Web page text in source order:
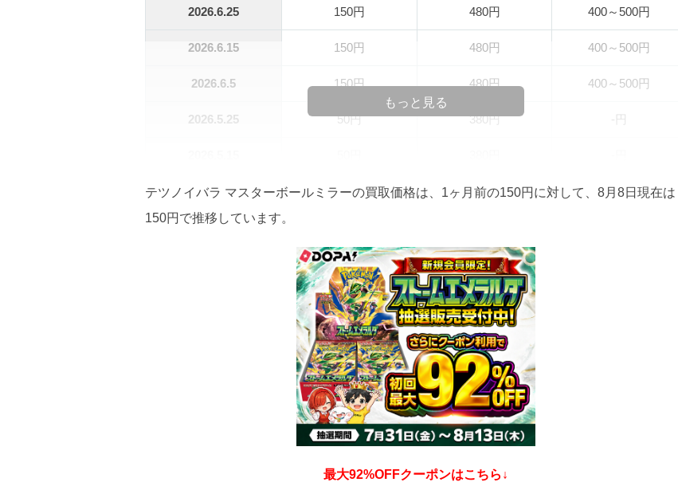
2026.6.25 150円 480円 400～500円
2026.6.15 150円 480円 400～500円
2026.6.5 150円 480円 400～500円
2026.5.25 50円 380円 -円
2026.5.5 50円 380円 -円
2026.4.25
50円 380円
50円 380円
50円 380円
50円 380円
50円 380円
50円 380円
50円 380円
もっと見る
テツノイバラ マスターボールミラーの買取価格は、1ヶ月前の150円に対して、8月8日現在は
150円で推移しています。
最大92%OFFクーポンはこちら↓